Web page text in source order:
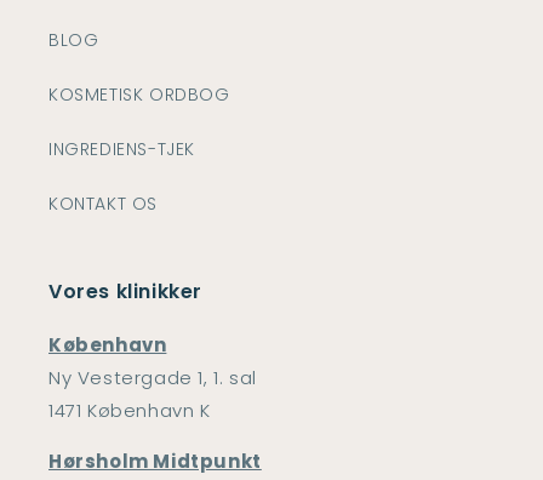
BLOG
KOSMETISK ORDBOG
INGREDIENS-TJEK
KONTAKT OS
Vores klinikker
København
Ny Vestergade 1, 1. sal
1471 København K
Hørsholm Midtpunkt